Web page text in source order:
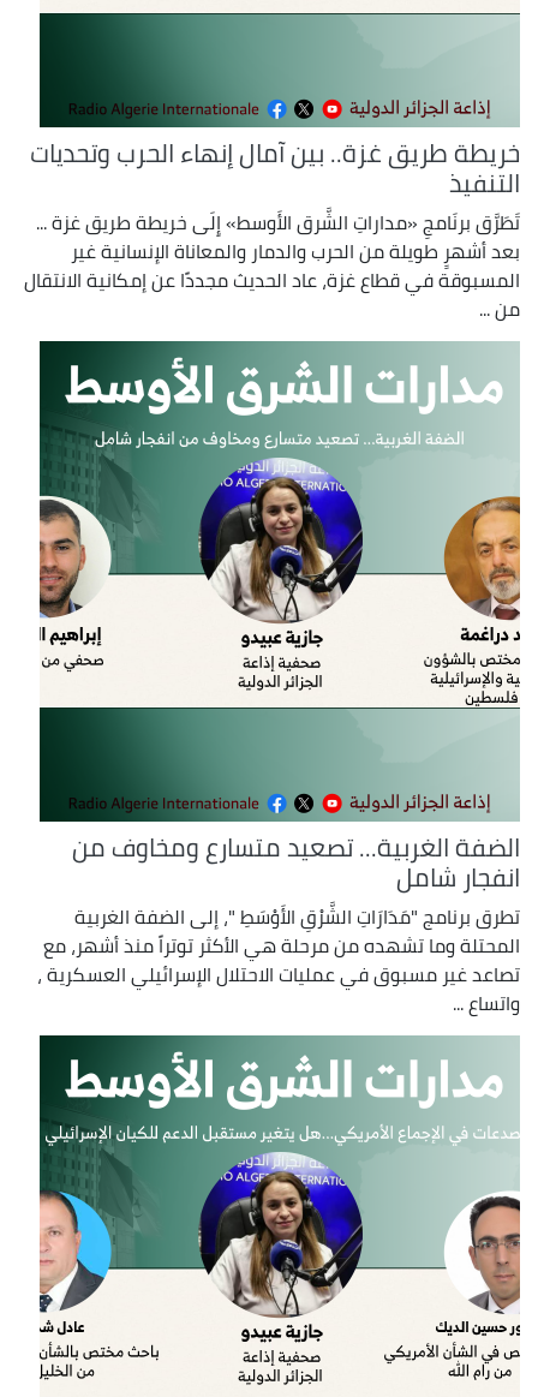
خريطة طريق غزة.. بين آمال إنهاء الحرب وتحديات
التنفيذ
تَطَرَّق برنَامجِ «مداراتِ الشَّرق الأَوسط» إِلَى خريطة طريق غزة ...
بعد أشهرٍ طويلة من الحرب والدمار والمعاناة الإنسانية غير
المسبوقة في قطاع غزة، عاد الحديث مجددًا عن إمكانية الانتقال
من ...
الضفة الغربية... تصعيد متسارع ومخاوف من
انفجار شامل
تطرق برنامج "مَدَارَاتِ الشَّرْقِ الأَوْسَطِ "، إلى الضفة الغربية
المحتلة وما تشهده من مرحلة هي الأكثر توتراً منذ أشهر، مع
تصاعد غير مسبوق في عمليات الاحتلال الإسرائيلي العسكرية ،
واتساع ...